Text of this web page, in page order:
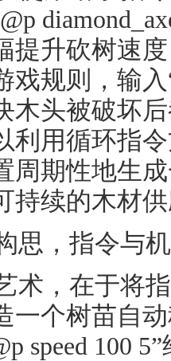
提升砍树速
规则，输入
木头被破坏
利用循环指
周期性地生
持续的木材
思，指令与
术，在于将
一个树苗自
speed 100